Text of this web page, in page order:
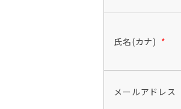
氏名(カナ) *
メールアドレス